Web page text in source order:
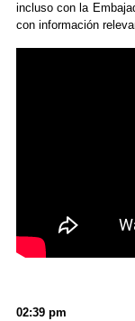
incluso con la
con información
02:39 pm